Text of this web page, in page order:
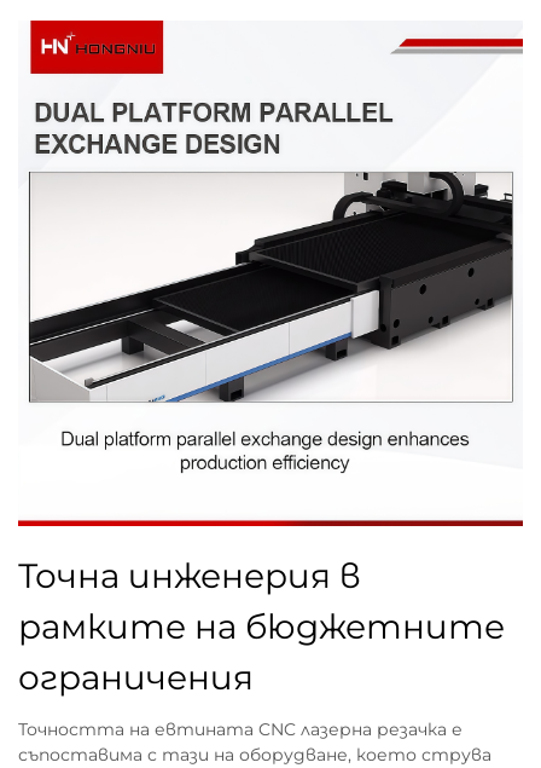
Точна инженерия в
рамките на бюджетните
ограничения
Точността на евтината CNC лазерна резачка е
съпоставима с тази на оборудване, което струва